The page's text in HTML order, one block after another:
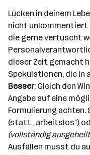
Lücken in deinem
nicht unkommentiert
die gerne vertuscht
dieser Zeit gemacht
Spekulationen, die in
Besser: Gleich den
Angabe auf eine
Formulierung achten.
(statt „arbeitslos“)
(vollständig
Ausfällen musst du